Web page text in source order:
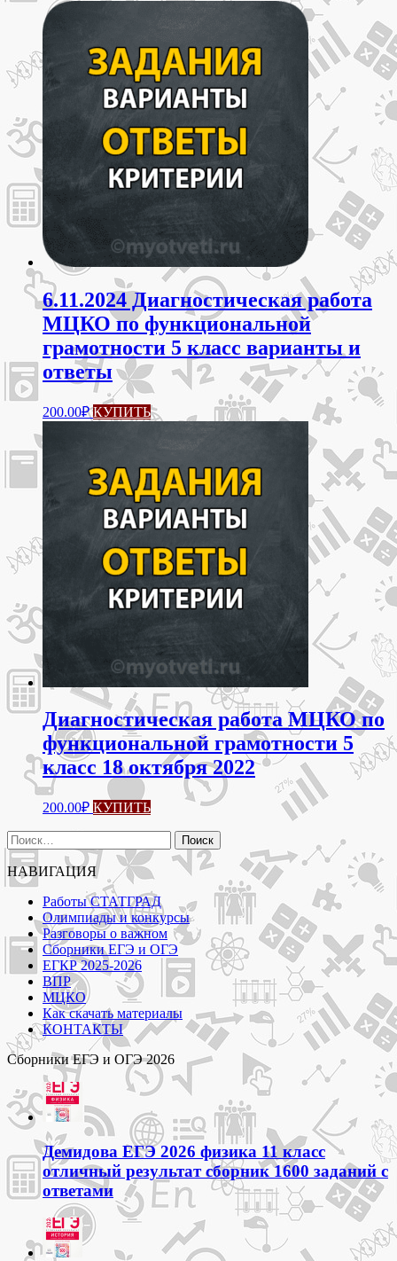
6.11.2024 Диагностическая работа
МЦКО по функциональной
грамотности 5 класс варианты и
ответы
200.00₽ КУПИТЬ
Диагностическая работа МЦКО по
функциональной грамотности 5
класс 18 октября 2022
200.00₽ КУПИТЬ
Найти:
НАВИГАЦИЯ
Работы СТАТГРАД
Олимпиады и конкурсы
Разговоры о важном
Сборники ЕГЭ и ОГЭ
ЕГКР 2025-2026
ВПР
МЦКО
Как скачать материалы
КОНТАКТЫ
Сборники ЕГЭ и ОГЭ 2026
Демидова ЕГЭ 2026 физика 11 класс
отличный результат сборник 1600 заданий с
ответами